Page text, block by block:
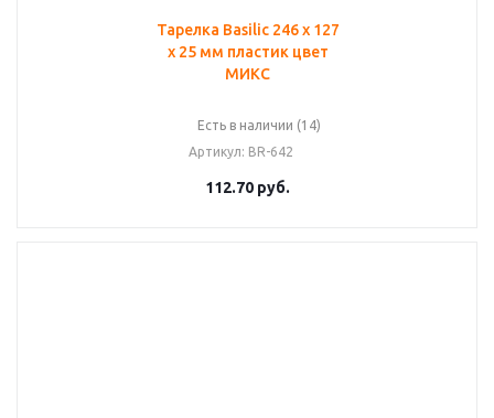
Тарелка Basilic 246 х 127
х 25 мм пластик цвет
МИКС
Есть в наличии (14)
Артикул: BR-642
112.70 руб.